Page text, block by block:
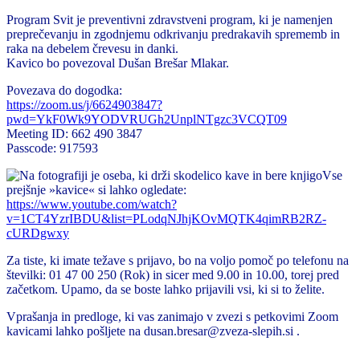
Program Svit je preventivni zdravstveni program, ki je namenjen
preprečevanju in zgodnjemu odkrivanju predrakavih sprememb in
raka na debelem črevesu in danki.
Kavico bo povezoval Dušan Brešar Mlakar.
Povezava do dogodka:
https://zoom.us/j/6624903847?
pwd=YkF0Wk9YODVRUGh2UnplNTgzc3VCQT09
Meeting ID: 662 490 3847
Passcode: 917593
Vse
prejšnje »kavice« si lahko ogledate:
https://www.youtube.com/watch?
v=1CT4YzrIBDU&list=PLodqNJhjKOvMQTK4qimRB2RZ-
cURDgwxy
Za tiste, ki imate težave s prijavo, bo na voljo pomoč po telefonu na
številki: 01 47 00 250 (Rok) in sicer med 9.00 in 10.00, torej pred
začetkom. Upamo, da se boste lahko prijavili vsi, ki si to želite.
Vprašanja in predloge, ki vas zanimajo v zvezi s petkovimi Zoom
kavicami lahko pošljete na dusan.bresar@zveza-slepih.si .